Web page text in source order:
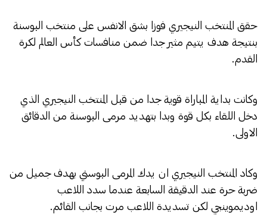
حقق المنتخب النيجيري فوزا بشق الانفس على منتخب البوسنة
بنتيجة هدف يتيم مثير جدا ضمن منافسات كأس العالم لكرة
القدم.
وكانت بداية المباراة قوية جدا من قبل المنتخب النيجيري الذي
دخل اللقاء بكل قوة وبدا بتهديد مرمى البوسنة من الدقائق
الاولى.
وكاد المنتخب النيجيري ان يدك المرمى البوسني بهدف جميل من
ضربة حرة عند الدقيقة السابعة عندما سدد اللاعب
اوديموينجي لكن تسديدة اللاعب مرت بجانب القائم.